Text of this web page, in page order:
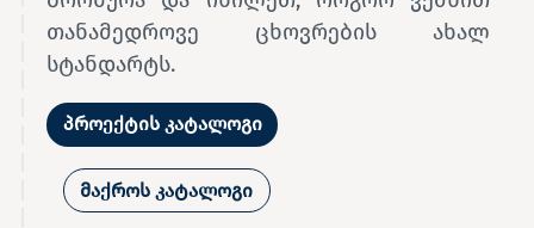
თანამედროვე ცხოვრების ახალ
სტანდარტს.
პროექტის კატალოგი
მაქროს კატალოგი